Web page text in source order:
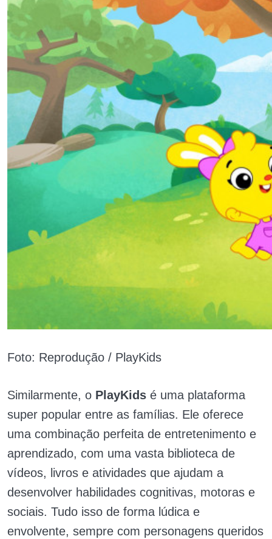
Foto: Reprodução / PlayKids
Similarmente, o PlayKids é uma plataforma
super popular entre as famílias. Ele oferece
uma combinação perfeita de entretenimento e
aprendizado, com uma vasta biblioteca de
vídeos, livros e atividades que ajudam a
desenvolver habilidades cognitivas, motoras e
sociais. Tudo isso de forma lúdica e
envolvente, sempre com personagens queridos